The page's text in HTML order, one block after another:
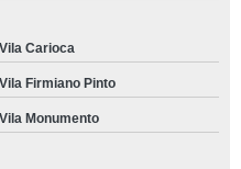
Vila Carioca
Vila Firmiano Pinto
Vila Monumento